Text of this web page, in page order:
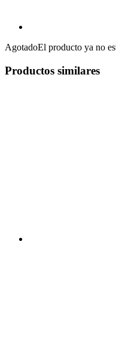
AgotadoEl producto ya no
Productos similares